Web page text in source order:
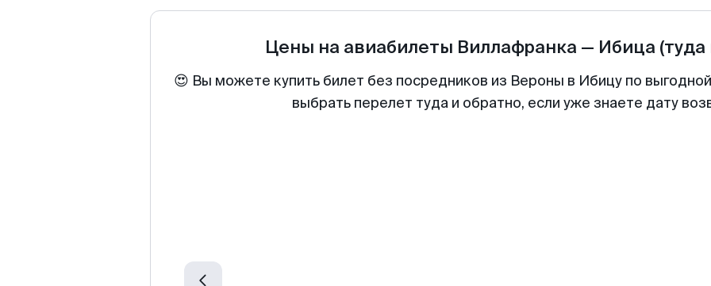
Цены на авиабилеты Виллафранка — Ибица (туда
😍 Вы можете купить билет без посредников из Вероны в Ибицу по
выбрать перелет туда и обратно, если уже знаете дату